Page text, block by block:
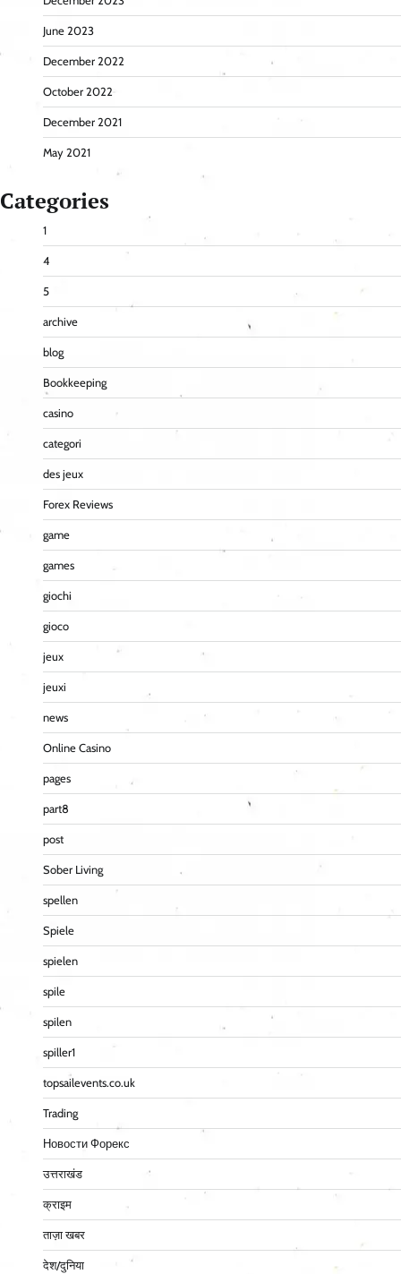
June 2023
December 2022
October 2022
December 2021
May 2021
Categories
1
4
5
archive
blog
Bookkeeping
casino
categori
des jeux
Forex Reviews
game
games
giochi
gioco
jeux
jeuxi
news
Online Casino
pages
part8
post
Sober Living
spellen
Spiele
spielen
spile
spilen
spiller1
topsailevents.co.uk
Trading
Новости Форекс
उत्तराखंड
क्राइम
ताज़ा खबर
देश/दुनिया